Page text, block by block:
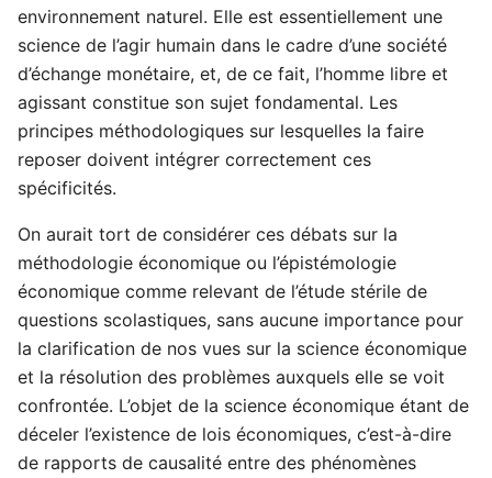
environnement naturel. Elle est essentiellement une
science de l’agir humain dans le cadre d’une société
d’échange monétaire, et, de ce fait, l’homme libre et
agissant constitue son sujet fondamental. Les
principes méthodologiques sur lesquelles la faire
reposer doivent intégrer correctement ces
spécificités.
On aurait tort de considérer ces débats sur la
méthodologie économique ou l’épistémologie
économique comme relevant de l’étude stérile de
questions scolastiques, sans aucune importance pour
la clarification de nos vues sur la science économique
et la résolution des problèmes auxquels elle se voit
confrontée. L’objet de la science économique étant de
déceler l’existence de lois économiques, c’est-à-dire
de rapports de causalité entre des phénomènes